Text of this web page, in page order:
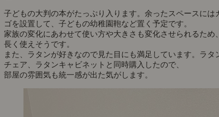
子どもの大判の本がたっぷり入ります。余ったスペースには
ゴを設置して、子どもの幼稚園鞄など置く予定です。
家族の変化にあわせて使い方や大きさも変化させられるため
長く使えそうです。
また、ラタンが好きなので見た目にも満足しています。ラタ
チェア、ラタンキャビネットと同時購入したので、
部屋の雰囲気も統一感が出た気がします。